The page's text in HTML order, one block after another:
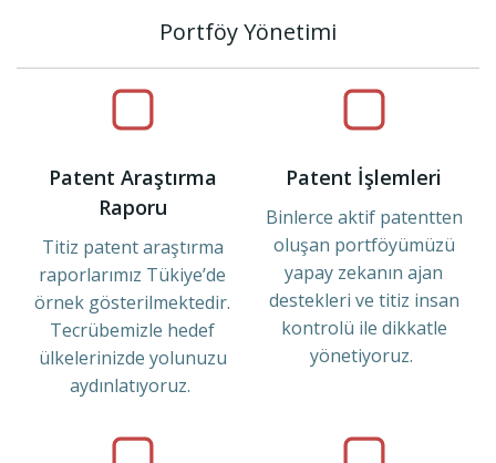
Portföy Yönetimi
Patent Araştırma
Raporu
Titiz patent araştırma
raporlarımız Tükiye’de
örnek gösterilmektedir.
Tecrübemizle hedef
ülkelerinizde yolunuzu
aydınlatıyoruz.
Patent İşlemleri
Binlerce aktif patentten
oluşan portföyümüzü
yapay zekanın ajan
destekleri ve titiz insan
kontrolü ile dikkatle
yönetiyoruz.